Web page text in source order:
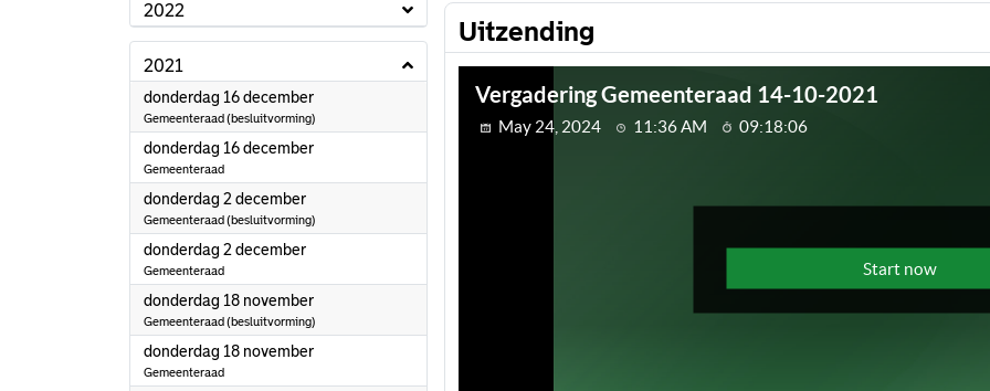
2022
2021
donderdag 16 december2021
Gemeenteraad (besluitvorming)
donderdag 16 december2021
Gemeenteraad
donderdag 2 december2021
Gemeenteraad (besluitvorming)
donderdag 2 december2021
Gemeenteraad
donderdag 18 november2021
Gemeenteraad (besluitvorming)
donderdag 18 november2021
Gemeenteraad
Uitzending